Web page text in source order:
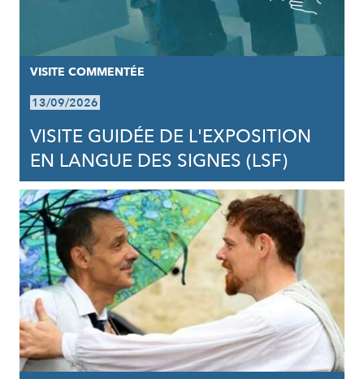
VISITE COMMENTÉE
13/09/2026
VISITE GUIDÉE DE L'EXPOSITION
EN LANGUE DES SIGNES (LSF)